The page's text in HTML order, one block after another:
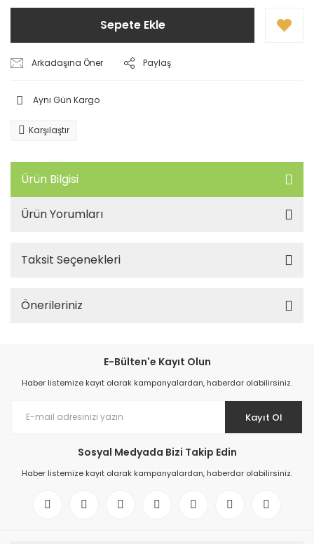
Sepete Ekle
Arkadaşına Öner Paylaş
Aynı Gün Kargo
Karşılaştır
Ürün Bilgisi
Ürün Yorumları
Taksit Seçenekleri
Önerileriniz
E-Bülten'e Kayıt Olun
Haber listemize kayıt olarak kampanyalardan, haberdar olabilirsiniz.
Kayıt Ol
Sosyal Medyada Bizi Takip Edin
Haber listemize kayıt olarak kampanyalardan, haberdar olabilirsiniz.